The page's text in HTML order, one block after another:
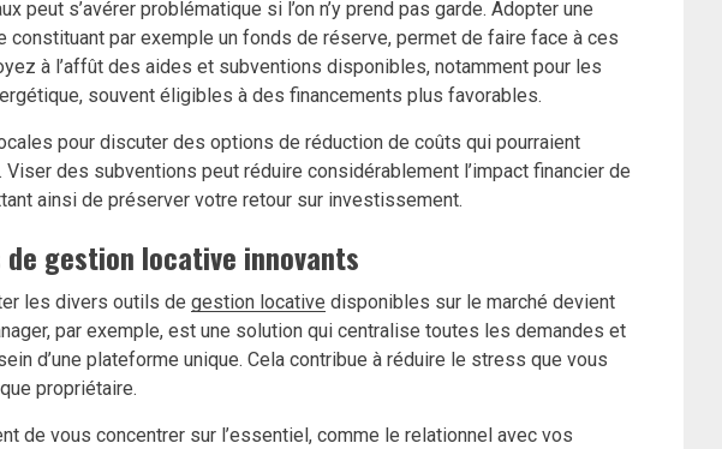
peut s’avérer problématique si l’on n’y prend pas garde. Adopter une
constituant par exemple un fonds de réserve, permet de faire face à ces
à l’affût des aides et subventions disponibles, notamment pour les
souvent éligibles à des financements plus favorables.
pour discuter des options de réduction de coûts qui pourraient
Viser des subventions peut réduire considérablement l’impact financier de
ainsi de préserver votre retour sur investissement.
gestion locative innovants
les divers outils de gestion locative disponibles sur le marché devient
par exemple, est une solution qui centralise toutes les demandes et
d’une plateforme unique. Cela contribue à réduire le stress que vous
propriétaire.
de vous concentrer sur l’essentiel, comme le relationnel avec vos